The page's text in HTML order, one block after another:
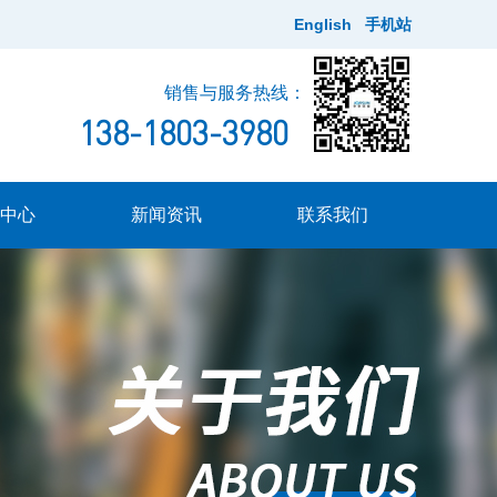
English 手机站
销售与服务热线：
1803-3980
心 新闻资讯 联系我们